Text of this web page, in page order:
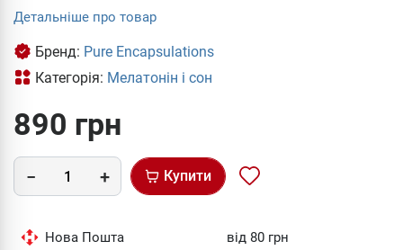
Детальніше про товар
Бренд: Pure Encapsulations
Категорія: Мелатонін і сон
890 грн
Купити
Нова Пошта від 80 грн